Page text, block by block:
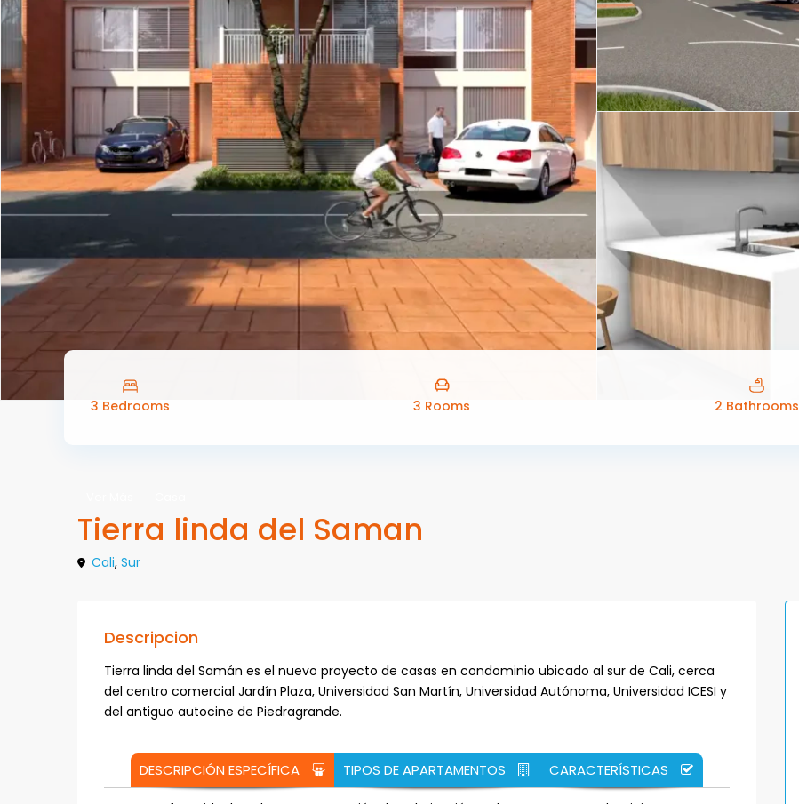
3 Bedrooms 3 Rooms 2 Bathrooms
Tierra linda del Saman
Cali, Sur
Descripcion
Tierra linda del Samán es el nuevo proyecto de casas en condominio ubicado al sur de Cali, cerca
del centro comercial Jardín Plaza, Universidad San Martín, Universidad Autónoma, Universidad ICESI y
del antiguo autocine de Piedragrande.
DESCRIPCIÓN ESPECÍFICA TIPOS DE APARTAMENTOS CARACTERÍSTICAS